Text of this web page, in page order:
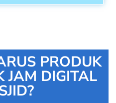
PRODUK
JAM DIGITAL